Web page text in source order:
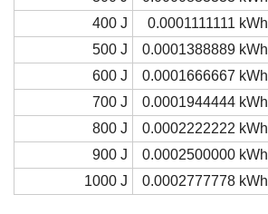
400 J
0.0001111111 kWh
500 J
0.0001388889 kWh
600 J
0.0001666667 kWh
700 J
0.0001944444 kWh
800 J
0.0002222222 kWh
900 J
0.0002500000 kWh
1000 J
0.0002777778 kWh